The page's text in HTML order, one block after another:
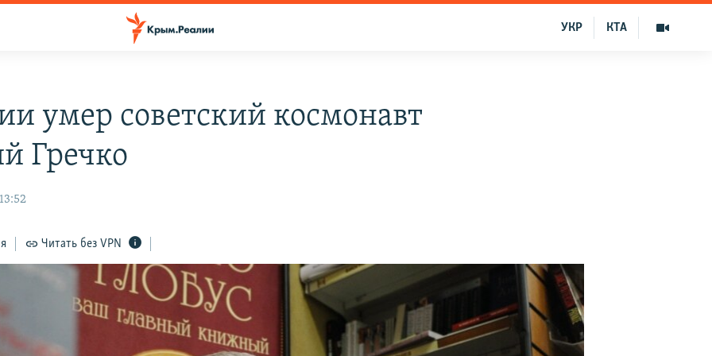
КТА
УКР
умер советский космонавт
Гречко
Читать без VPN